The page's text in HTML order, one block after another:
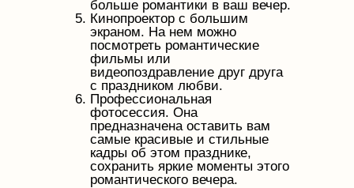
больше романтики в ваш вечер.
Кинопроектор с большим
экраном. На нем можно
посмотреть романтические
фильмы или
видеопоздравление друг друга
с праздником любви.
Профессиональная
фотосессия. Она
предназначена оставить вам
самые красивые и стильные
кадры об этом празднике,
сохранить яркие моменты этого
романтического вечера.